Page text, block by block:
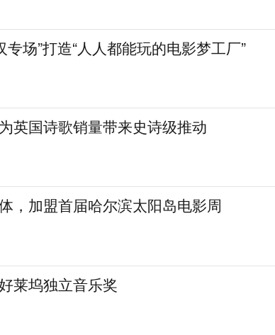
专场”打造“人人都能玩的电影梦工厂”
英国诗歌销量带来史诗级推动
，加盟首届哈尔滨太阳岛电影周
莱坞独立音乐奖